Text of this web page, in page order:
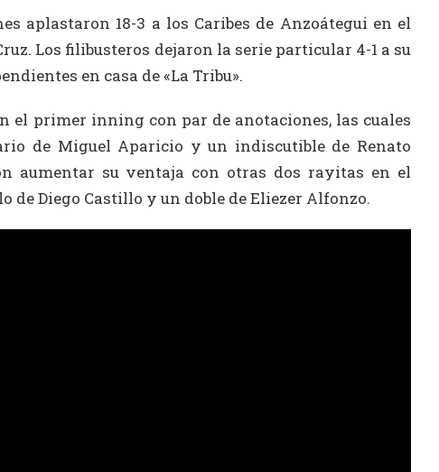
aplastaron 18-3 a los Caribes de Anzoátegui en el
Los filibusteros dejaron la serie particular 4-1 a su
en casa de «La Tribu».
el primer inning con par de anotaciones, las cuales
de Miguel Aparicio y un indiscutible de Renato
aumentar su ventaja con otras dos rayitas en el
de Diego Castillo y un doble de Eliezer Alfonzo.